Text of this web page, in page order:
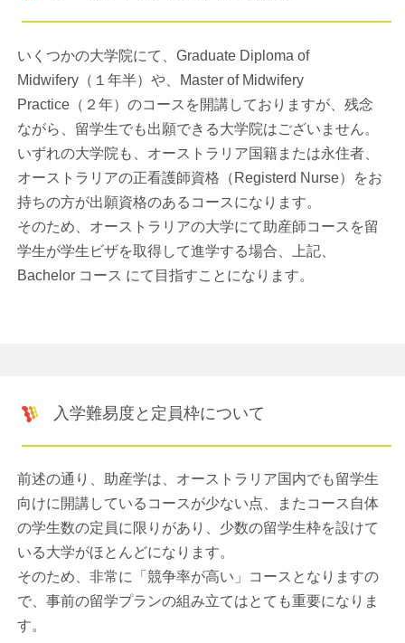
いくつかの大学院にて、Graduate Diploma of
Midwifery（１年半）や、Master of Midwifery
Practice（２年）のコースを開講しておりますが、残念
ながら、留学生でも出願できる大学院はございません。
いずれの大学院も、オーストラリア国籍または永住者、
オーストラリアの正看護師資格（Registerd Nurse）をお
持ちの方が出願資格のあるコースになります。
そのため、オーストラリアの大学にて助産師コースを留
学生が学生ビザを取得して進学する場合、上記、
Bachelor コース にて目指すことになります。
入学難易度と定員枠について
前述の通り、助産学は、オーストラリア国内でも留学生
向けに開講しているコースが少ない点、またコース自体
の学生数の定員に限りがあり、少数の留学生枠を設けて
いる大学がほとんどになります。
そのため、非常に「競争率が高い」コースとなりますの
で、事前の留学プランの組み立てはとても重要になりま
す。